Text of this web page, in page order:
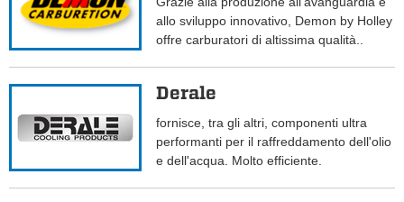
allo sviluppo innovativo, Demon by Holley
offre carburatori di altissima qualità..
Derale
fornisce, tra gli altri, componenti ultra
performanti per il raffreddamento dell'olio
e dell'acqua. Molto efficiente.